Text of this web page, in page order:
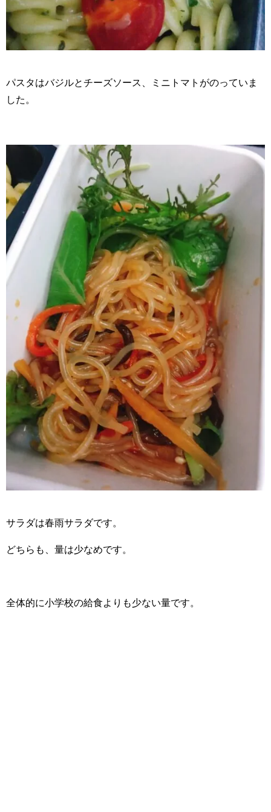
パスタはバジルとチーズソース、ミニトマトがのっていま
した。
サラダは春雨サラダです。
どちらも、量は少なめです。
全体的に小学校の給食よりも少ない量です。